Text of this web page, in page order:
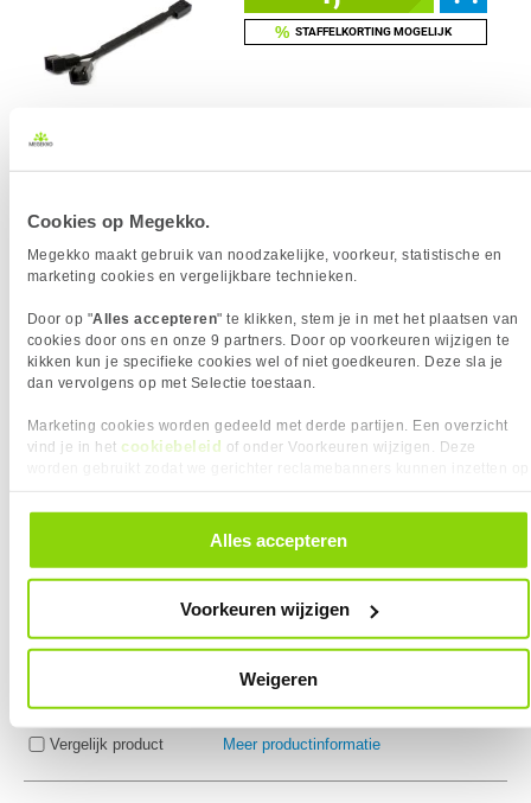
Cookies op Megekko.
Megekko maakt gebruik van noodzakelijke, voorkeur, statistische en
marketing cookies en vergelijkbare technieken.
Door op "Alles accepteren" te klikken, stem je in met het plaatsen van
cookies door ons en onze 9 partners. Door op voorkeuren wijzigen te
kikken kun je specifieke cookies wel of niet goedkeuren. Deze sla je
dan vervolgens op met Selectie toestaan.
Marketing cookies worden gedeeld met derde partijen. Een overzicht
vind je in het cookiebeleid of onder Voorkeuren wijzigen. Deze
alle cookies. Je kunt je gegeven toestemming altijd intrekken, dit doe je
door in de footer van onze website te klikken op ‘Cookievoorkeuren’
Alles accepteren
Voorkeuren wijzigen
Weigeren
% STAFFELKORTING MOGELIJK
Uit eigen voorraad leverbaar. Levertijd:
Merk
Phanteks
Kleur Product
Noctua NA-SAC1 3Pin to 4Pin adapter
(set van 3)
8,95
Uit voorraad leverbaar. Levertijd:3 werkdagen (woensdag)
Noctua
Kabellengte
0.13 m
Vergelijk product Meer productinformatie